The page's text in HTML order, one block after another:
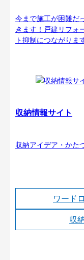
今まで施工が困難だ
きます！戸建リフォ
ト抑制につながりま
収納情報サイト
収納アイデア・かた
ワード
収